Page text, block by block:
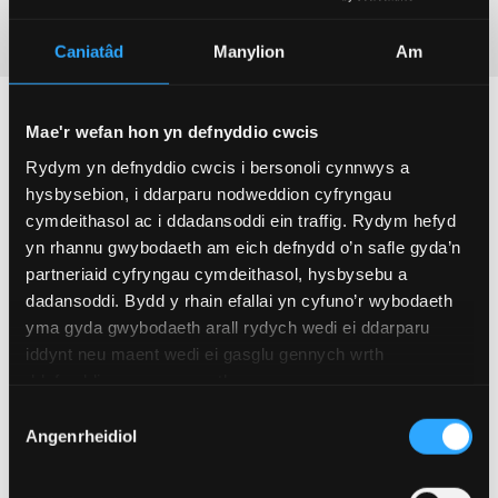
Caniatâd Manylion Am
Mae'r wefan hon yn defnyddio cwcis
Rydym yn defnyddio cwcis i bersonoli cynnwys a
hysbysebion, i ddarparu nodweddion cyfryngau
cymdeithasol ac i ddadansoddi ein traffig. Rydym hefyd
yn rhannu gwybodaeth am eich defnydd o’n safle gyda’n
partneriaid cyfryngau cymdeithasol, hysbysebu a
dadansoddi. Bydd y rhain efallai yn cyfuno’r wybodaeth
yma gyda gwybodaeth arall rydych wedi ei ddarparu
iddynt neu maent wedi ei gasglu gennych wrth
Caniatâd
Angenrheidiol
CYFELOEDD GYRFA O FEWN